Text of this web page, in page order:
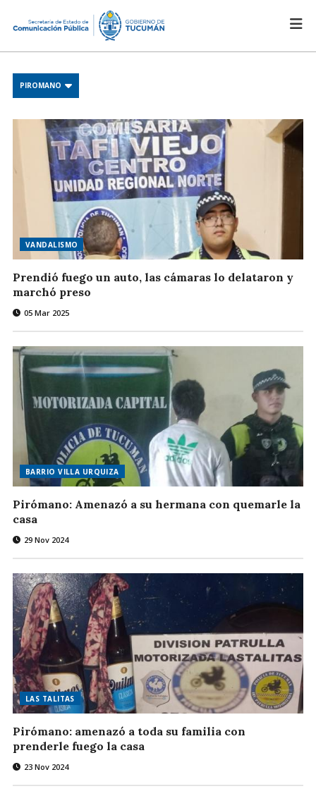
PIROMANO
VANDALISMO
Prendió fuego un auto, las cámaras lo delataron y
marchó preso
05 Mar 2025
BARRIO VILLA URQUIZA
Pirómano: Amenazó a su hermana con quemarle la
casa
29 Nov 2024
LAS TALITAS
Pirómano: amenazó a toda su familia con
prenderle fuego la casa
23 Nov 2024